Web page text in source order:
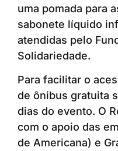
uma pomada para
sabonete líquido
atendidas pelo
Solidariedade.
Para facilitar o
de ônibus gratuita
dias do evento. O
com o apoio das
de Americana) e